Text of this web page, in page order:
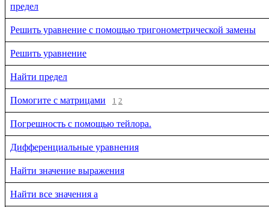
предел
Решить уравнение с помощью тригонометрической замены
Решить уравнение
Найти предел
Помогите с матрицами 1 2
Погрешность с помощью тейлора.
Дифференциальные уравнения
Найти значение выражения
Найти все значения a